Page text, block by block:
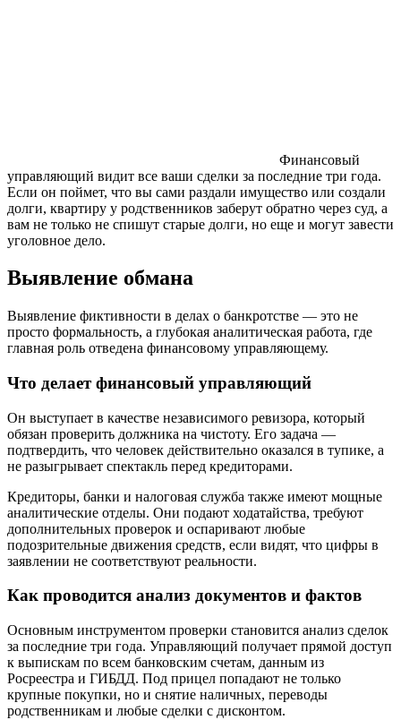
Финансовый
управляющий видит все ваши сделки за последние три года.
Если он поймет, что вы сами раздали имущество или создали
долги, квартиру у родственников заберут обратно через суд, а
вам не только не спишут старые долги, но еще и могут завести
уголовное дело.
Выявление обмана
Выявление фиктивности в делах о банкротстве — это не
просто формальность, а глубокая аналитическая работа, где
главная роль отведена финансовому управляющему.
Что делает финансовый управляющий
Он выступает в качестве независимого ревизора, который
обязан проверить должника на чистоту. Его задача —
подтвердить, что человек действительно оказался в тупике, а
не разыгрывает спектакль перед кредиторами.
Кредиторы, банки и налоговая служба также имеют мощные
аналитические отделы. Они подают ходатайства, требуют
дополнительных проверок и оспаривают любые
подозрительные движения средств, если видят, что цифры в
заявлении не соответствуют реальности.
Как проводится анализ документов и фактов
Основным инструментом проверки становится анализ сделок
за последние три года. Управляющий получает прямой доступ
к выпискам по всем банковским счетам, данным из
Росреестра и ГИБДД. Под прицел попадают не только
крупные покупки, но и снятие наличных, переводы
родственникам и любые сделки с дисконтом.